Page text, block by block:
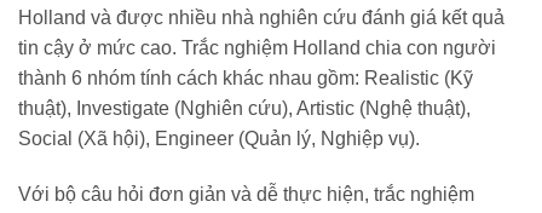
Holland và được nhiều nhà nghiên cứu đánh giá kết quả
tin cậy ở mức cao. Trắc nghiệm Holland chia con người
thành 6 nhóm tính cách khác nhau gồm: Realistic (Kỹ
thuật), Investigate (Nghiên cứu), Artistic (Nghệ thuật),
Social (Xã hội), Engineer (Quản lý, Nghiệp vụ).
Với bộ câu hỏi đơn giản và dễ thực hiện, trắc nghiệm